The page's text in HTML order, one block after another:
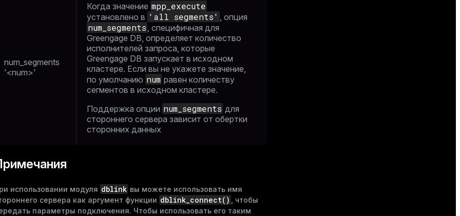
num_segments
'<num>'
Когда значение mpp_execute
установлено в 'all segments' , опция
num_segments , специфичная для
Greengage DB, определяет количество
исполнителей запроса, которые
Greengage DB запускает в исходном
кластере. Если вы не укажете значение,
по умолчанию num равен количеству
сегментов в исходном кластере.
Поддержка опции num_segments для
стороннего сервера зависит от обертки
сторонних данных
использовании модуля dblink вы можете использовать имя
сервера как аргумент функции dblink_connect()
, чтобы
параметры подключения. Чтобы использовать его таким